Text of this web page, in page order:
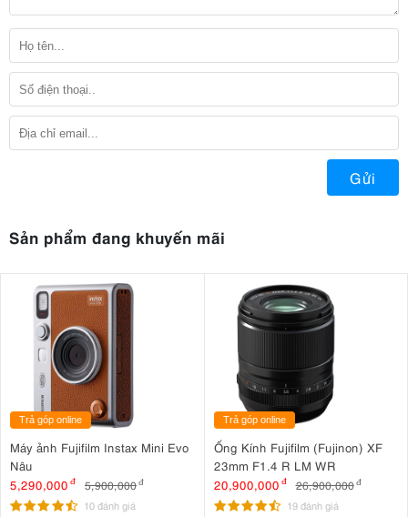
Gửi
Sản phẩm đang khuyến mãi
Trả góp online
Máy ảnh Fujifilm Instax Mini Evo
Nâu
5,290,000 đ 5,900,000đ
10 đánh giá
Trả góp online
Ống Kính Fujifilm (Fujinon) XF
23mm F1.4 R LM WR
20,900,000 đ 26,900,000 đ
19 đánh giá